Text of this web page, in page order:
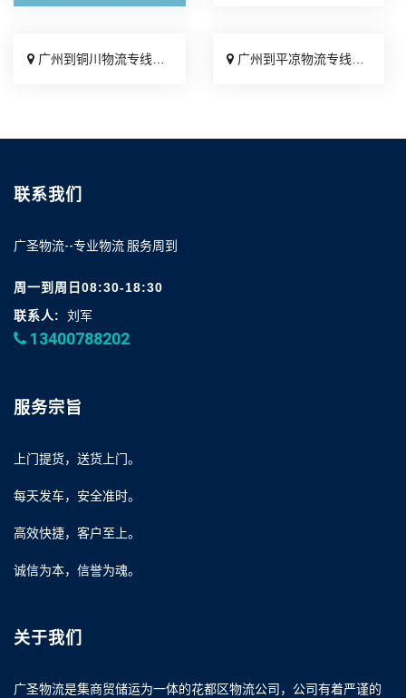
广州到铜川物流专线_按时送达「诚信经营」 广州到平凉物流专线_诚信经营「上门提货」
联系我们
广圣物流--专业物流 服务周到
周一到周日08:30-18:30
联系人:
刘军
13400788202
服务宗旨
上门提货，送货上门。
每天发车，安全准时。
高效快捷，客户至上。
诚信为本，信誉为魂。
关于我们
广圣物流是集商贸储运为一体的花都区物流公司，公司有着严谨的